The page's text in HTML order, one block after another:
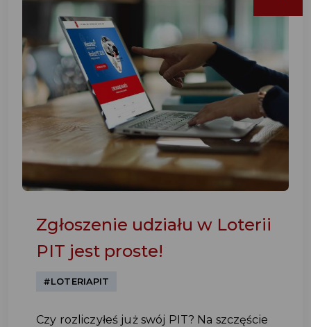
Zgłoszenie udziału w Loterii
PIT jest proste!
#LOTERIAPIT
Czy rozliczyłeś już swój PIT? Na szczęście